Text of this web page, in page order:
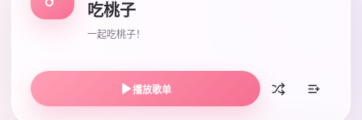
吃桃子
一起吃桃子！
播放歌单